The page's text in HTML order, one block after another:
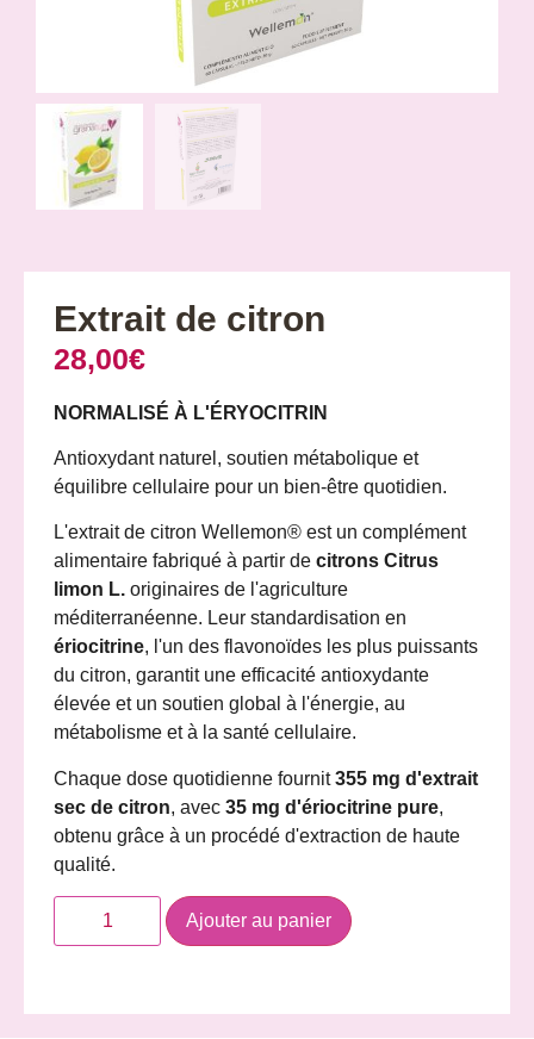
Extrait de citron
28,00€
NORMALISÉ À L'ÉRYOCITRIN
Antioxydant naturel, soutien métabolique et
équilibre cellulaire pour un bien-être quotidien.
L'extrait de citron Wellemon® est un complément
alimentaire fabriqué à partir de citrons Citrus
limon L. originaires de l'agriculture
méditerranéenne. Leur standardisation en
ériocitrine, l'un des flavonoïdes les plus puissants
du citron, garantit une efficacité antioxydante
élevée et un soutien global à l'énergie, au
métabolisme et à la santé cellulaire.
Chaque dose quotidienne fournit355 mg d'extrait
sec de citron, avec 35 mg d'ériocitrine pure,
obtenu grâce à un procédé d'extraction de haute
qualité.
Ajouter au panier